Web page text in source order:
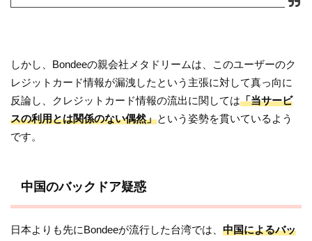
しかし、Bondeeの親会社メタドリームは、このユーザーのク
レジットカード情報が漏洩したという主張に対して真っ向に
反論し、クレジットカード情報の流出に関しては「当サービ
スの利用とは関係のない偶然」という姿勢を貫いているよう
です。
中国のバックドア疑惑
日本よりも先にBondeeが流行した台湾では、中国によるバッ